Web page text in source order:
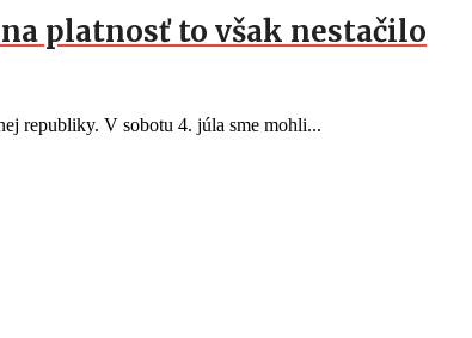
platnosť to však nestačilo
republiky. V sobotu 4. júla sme mohli...